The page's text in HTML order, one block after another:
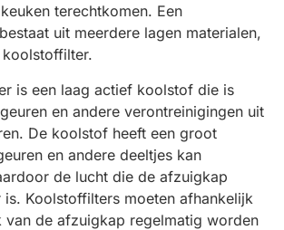
terechtkomen. Een
uit meerdere lagen materialen,
is een laag actief koolstof die is
en andere verontreinigingen uit
De koolstof heeft een groot
en andere deeltjes kan
de lucht die de afzuigkap
is. Koolstoffilters moeten afhankelijk
van de afzuigkap regelmatig worden